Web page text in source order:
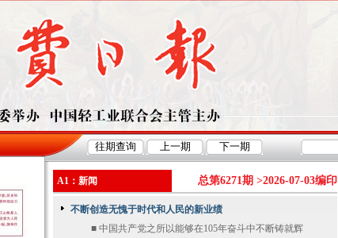
A1：新闻 总第6271期 >2026-07-03编印
不断创造无愧于时代和人民的新业绩
■️ 中国共产党之所以能够在105年奋斗中不断铸就辉